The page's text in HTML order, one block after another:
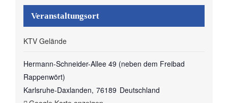
Veranstaltungsort
KTV Gelände
Hermann-Schneider-Allee 49 (neben dem Freibad
Rappenwört)
Karlsruhe-Daxlanden, 76189 Deutschland